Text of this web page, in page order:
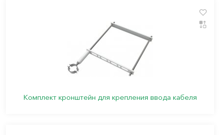
Комплект кронштейн для крепления ввода кабеля